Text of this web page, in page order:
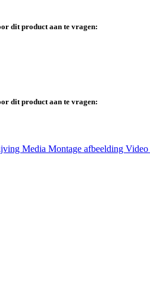
dit product aan te vragen:
dit product aan te vragen:
Media Montage afbeelding Video